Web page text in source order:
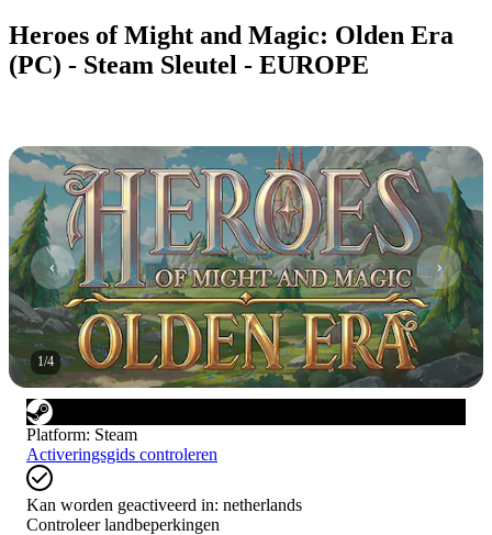
Heroes of Might and Magic: Olden Era
(PC) - Steam Sleutel - EUROPE
1/4
Platform: Steam
Activeringsgids controleren
Kan worden geactiveerd in: netherlands
Controleer landbeperkingen